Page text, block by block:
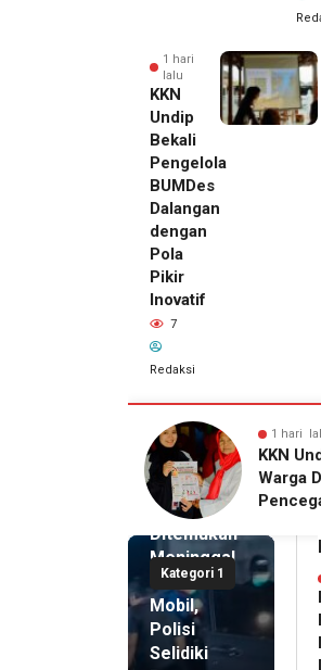
1 hari
lalu
KKN
Undip
Bekali
Pengelola
BUMDes
Dalangan
dengan
Pola
Pikir
Inovatif
7
Redaksi
1 hari
KKN
Kategori 1
1 hari lalu
Pemilik
Royal
Phone
Ditemukan
Meninggal
di Dalam
Mobil,
Polisi
Selidiki